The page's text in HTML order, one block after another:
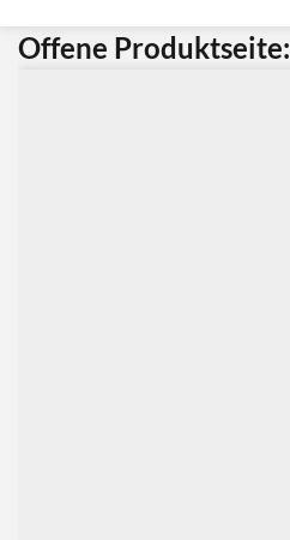
Offene Produktseite: